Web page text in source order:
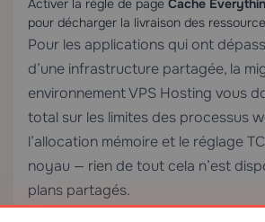
Activer la règle de page Cache
pour décharger la livraison des
Pour les applications qui ont
d’une infrastructure partagée, la
environnementVPS Hosting vous
total sur les limites des processus
l’allocation mémoire et le réglage
noyau — rien de tout cela n’est
plans partagés.